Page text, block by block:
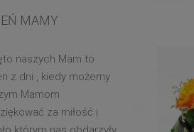
MAMY
naszych Mam to
z dni , kiedy możemy
Mamom
za miłość i